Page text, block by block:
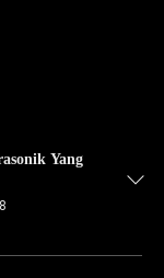
Yang